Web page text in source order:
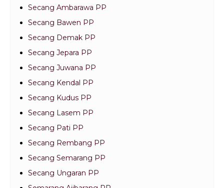
Secang Ambarawa PP
Secang Bawen PP
Secang Demak PP
Secang Jepara PP
Secang Juwana PP
Secang Kendal PP
Secang Kudus PP
Secang Lasem PP
Secang Pati PP
Secang Rembang PP
Secang Semarang PP
Secang Ungaran PP